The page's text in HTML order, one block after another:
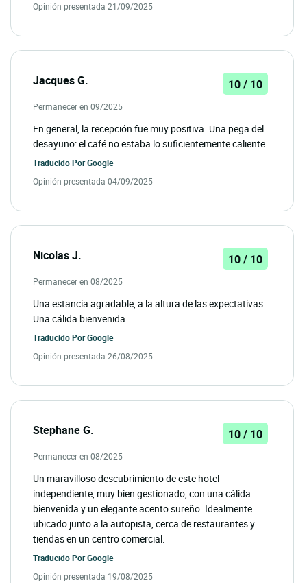
Opinión presentada 21/09/2025
Jacques G. 10 / 10
Permanecer en 09/2025
En general, la recepción fue muy positiva. Una pega del
desayuno: el café no estaba lo suficientemente caliente.
Traducido PorGoogle
Opinión presentada 04/09/2025
Nicolas J. 10 / 10
Permanecer en 08/2025
Una estancia agradable, a la altura de las expectativas.
Una cálida bienvenida.
Traducido PorGoogle
Opinión presentada 26/08/2025
Stephane G. 10 / 10
Permanecer en 08/2025
Un maravilloso descubrimiento de este hotel
independiente, muy bien gestionado, con una cálida
bienvenida y un elegante acento sureño. Idealmente
ubicado junto a la autopista, cerca de restaurantes y
tiendas en un centro comercial.
Traducido PorGoogle
Opinión presentada 19/08/2025